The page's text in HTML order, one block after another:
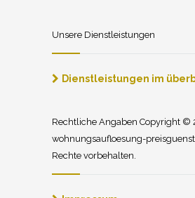
Unsere Dienstleistungen
Dienstleistungen im
Rechtliche Angaben Copyright ©
wohnungsaufloesung-
Rechte vorbehalten.